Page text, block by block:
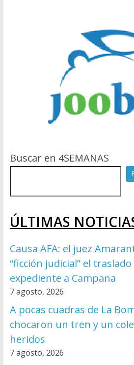
Buscar en 4SEMANAS
ÚLTIMAS
Causa AFA: el juez
“ficción judicial” el traslado
expediente a Campana
7 agosto, 2026
A pocas cuadras de La
chocaron un tren y un
heridos
7 agosto, 2026